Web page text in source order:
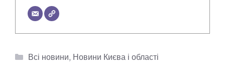
Категорії
Всі новини, Новини Києва і області